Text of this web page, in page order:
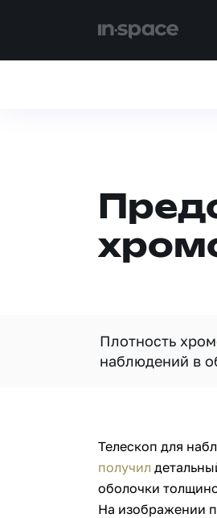
Плотность
наблюдений в
Телескоп для
получил
оболочки
На изображении